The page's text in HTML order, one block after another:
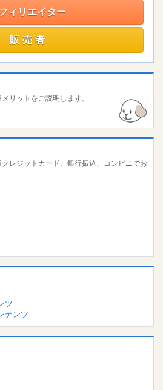
ィリエイター
販売者
リットをご説明します。
レジットカード、銀行振込、コンビニでお
ツ
テンツ